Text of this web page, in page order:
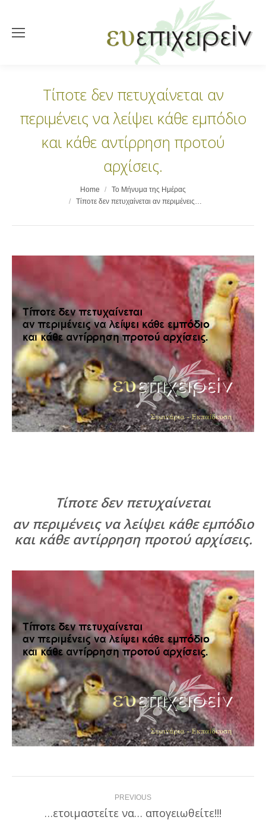
Τίποτε δεν πετυχαίνεται αν
περιμένεις να λείψει κάθε εμπόδιο
και κάθε αντίρρηση προτού
αρχίσεις.
Home
Το Μήνυμα της Ημέρας
Τίποτε δεν πετυχαίνεται αν περιμένεις…
Τίποτε δεν πετυχαίνεται
αν περιμένεις να λείψει κάθε εμπόδιο
και κάθε αντίρρηση προτού αρχίσεις.
navigation PREVIOUS
Previous
…ετοιμαστείτε να… απογειωθείτε!!!